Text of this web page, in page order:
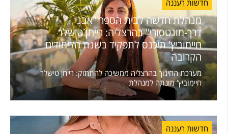
חדשות רעננה
מנהלת חדשה לבית הספר "אבני
דרך-מונטסורי" בהרצליה: רייחן טישלר
חיימוביץ' תיכנס לתפקיד בשנת הלימודים
הקרובה
מערכת החינוך בהרצליה ממשיכה להתחזק: רייחן טישלר
חיימוביץ' מונתה למנהלת
חדשות רעננה